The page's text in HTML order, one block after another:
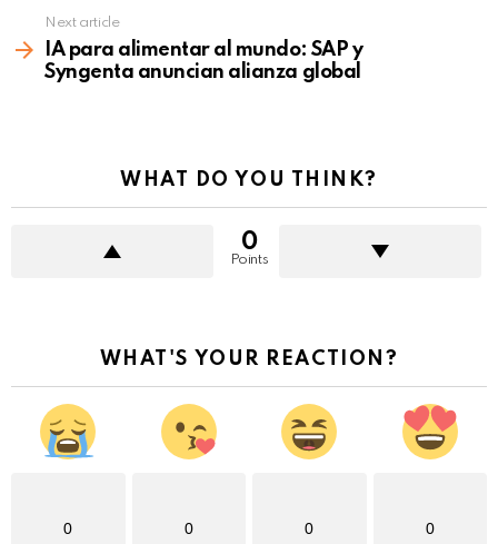
Next article
IA para alimentar al mundo: SAP y
Syngenta anuncian alianza global
WHAT DO YOU THINK?
0
Points
WHAT'S YOUR REACTION?
0 0 0 0